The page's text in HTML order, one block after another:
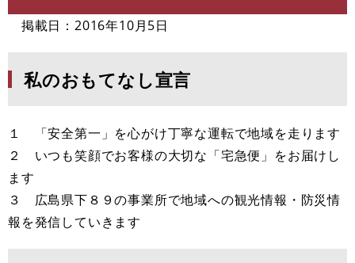
掲載日：2016年10月5日
私のおもてなし宣言
１ 「安全第一」を心がけ丁寧な運転で地域を走ります
２ いつも笑顔でお客様の大切な「宅急便」をお届けし
ます
３ 広島県下８９の事業所で地域への観光情報・防災情
報を発信していきます